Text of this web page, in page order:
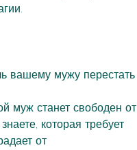
вашему мужу перестать
муж станет свободен от
которая требует
от